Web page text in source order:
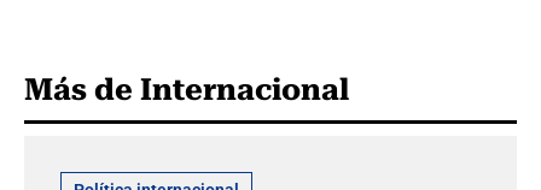
Más de Internacional